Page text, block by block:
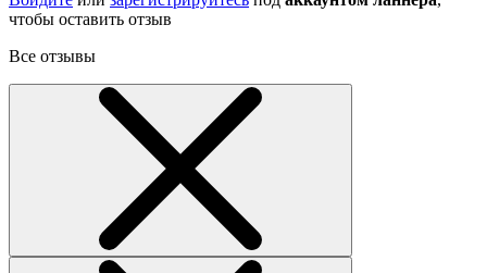
чтобы оставить отзыв
Все отзывы